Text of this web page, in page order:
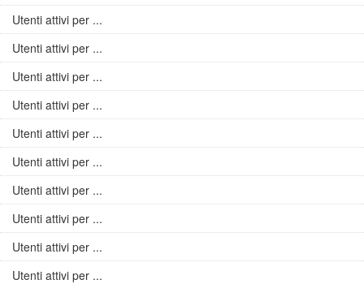
Utenti attivi per ...
Utenti attivi per ...
Utenti attivi per ...
Utenti attivi per ...
Utenti attivi per ...
Utenti attivi per ...
Utenti attivi per ...
Utenti attivi per ...
Utenti attivi per ...
Utenti attivi per ...